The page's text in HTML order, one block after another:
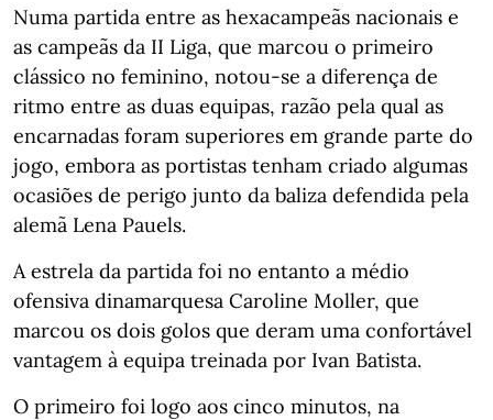
Numa partida entre as hexacampeãs nacionais e
as campeãs da II Liga, que marcou o primeiro
clássico no feminino, notou-se a diferença de
ritmo entre as duas equipas, razão pela qual as
encarnadas foram superiores em grande parte do
jogo, embora as portistas tenham criado algumas
ocasiões de perigo junto da baliza defendida pela
alemã Lena Pauels.
A estrela da partida foi no entanto a médio
ofensiva dinamarquesa Caroline Moller, que
marcou os dois golos que deram uma confortável
vantagem à equipa treinada por Ivan Batista.
O primeiro foi logo aos cinco minutos, na